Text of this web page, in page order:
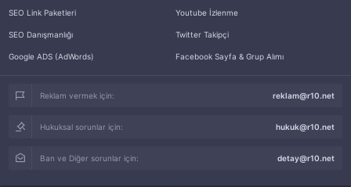
SEO Link Paketleri
SEO Danışmanlığı
Google ADS (AdWords)
Youtube İzlenme
Twitter Takipçi
Facebook Sayfa & Grup Alımı
Reklam vermek için: reklam@r10.net
Hukuksal sorunlar için: hukuk@r10.net
Ban ve Diğer sorunlar için: detay@r10.net